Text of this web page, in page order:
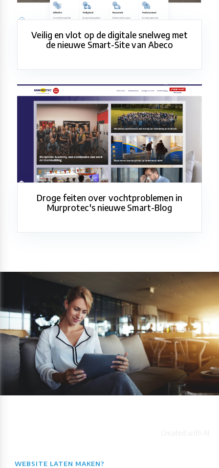
Veilig en vlot op de digitale snelweg met
de nieuwe Smart-Site van Abeco
Droge feiten over vochtproblemen in
Murprotec's nieuwe Smart-Blog
WEBSITE LATEN MAKEN?